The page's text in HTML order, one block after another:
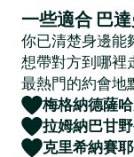
一些適合 巴
你已清楚身邊能
想帶對方到哪裡
最熱門的約會地
梅格納德薩
拉姆納巴甘
克里希納賽